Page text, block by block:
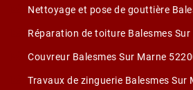
Nettoyage et pose de gouttière
Réparation de toiture Balesmes
Couvreur Balesmes Sur Marne
Travaux de zinguerie Balesmes Sur